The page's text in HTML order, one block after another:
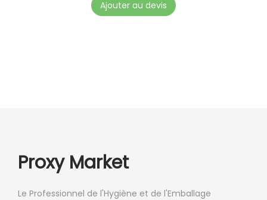
Ajouter au devis
Proxy Market
Le Professionnel de l'Hygiène et de l'Emballage